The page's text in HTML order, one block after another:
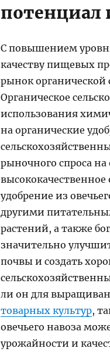
потенциал
С повышением
качеству пищевых
рынок органической
Органическое
использования
на органические
рыночного спроса на
удобрение из
другими
растений, а также
значительно
почвы и создать
ли он для
товарных культур,
овечьего навоза
урожайности и